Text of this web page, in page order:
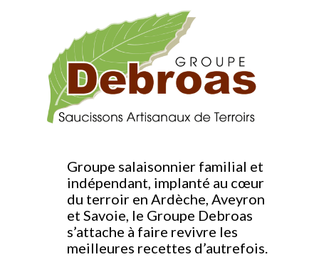
Groupe salaisonnier familial et
indépendant, implanté au cœur
du terroir en Ardèche, Aveyron
et Savoie, le Groupe Debroas
s’attache à faire revivre les
meilleures recettes d’autrefois.